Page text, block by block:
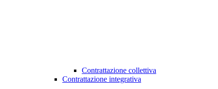
Contrattazione collettiva
Contrattazione integrativa